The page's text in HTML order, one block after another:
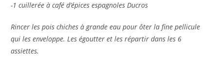
-1 cuillerée à café d’épices espagnoles Ducros
Rincer les pois chiches à grande eau pour ôter la fine pellicule
qui les enveloppe. Les égoutter et les répartir dans les 6
assiettes.